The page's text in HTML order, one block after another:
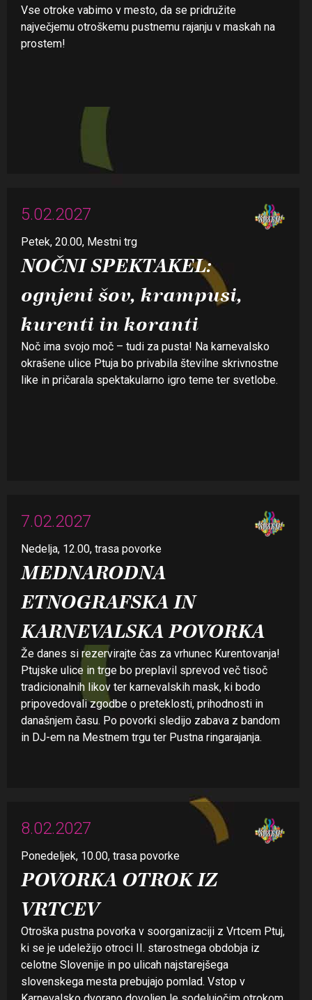
Vse otroke vabimo v mesto, da se pridružite
največjemu otroškemu pustnemu rajanju v maskah na
prostem!
5.02.2027
Petek, 20.00, Mestni trg
NOČNI SPEKTAKEL:
ognjeni šov, krampusi,
kurenti in koranti
Noč ima svojo moč – tudi za pusta! Na karnevalsko
okrašene ulice Ptuja bo privabila številne skrivnostne
like in pričarala spektakularno igro teme ter svetlobe.
7.02.2027
Nedelja, 12.00, trasa povorke
MEDNARODNA
ETNOGRAFSKA IN
KARNEVALSKA POVORKA
Že danes si rezervirajte čas za vrhunec Kurentovanja!
Ptujske ulice in trge bo preplavil sprevod več tisoč
tradicionalnih likov ter karnevalskih mask, ki bodo
pripovedovali zgodbe o preteklosti, prihodnosti in
današnjem času. Po povorki sledijo zabava z bandom
in DJ-em na Mestnem trgu ter Pustna ringarajanja.
8.02.2027
Ponedeljek, 10.00, trasa povorke
POVORKA OTROK IZ
VRTCEV
Otroška pustna povorka v soorganizaciji z Vrtcem Ptuj,
ki se je udeležijo otroci II. starostnega obdobja iz
celotne Slovenije in po ulicah najstarejšega
slovenskega mesta prebujajo pomlad. Vstop v